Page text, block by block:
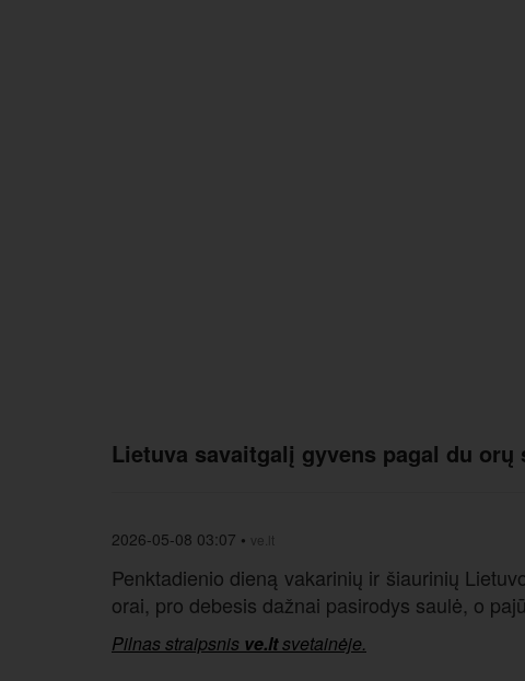
Lietuva savaitgalį gyvens pagal du
2026-05-08 03:07 • ve.lt
Penktadienio dieną vakarinių ir šiaurinių
orai, pro debesis dažnai pasirodys saulė, o
Pilnas straipsnis ve.ltsvetainėje.